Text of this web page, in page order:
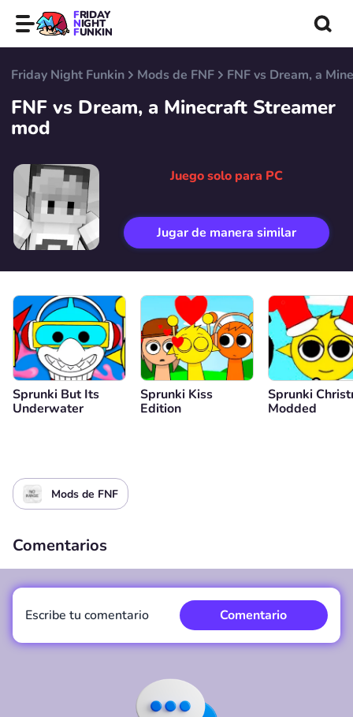
FRIDAY
NIGHT
FUNKIN
Friday Night Funkin Mods de FNF FNF vs Dream, a
FNF vs Dream, a Minecraft Streamer
mod
Juego solo para PC
Jugar de manera similar
Sprunki But Its
Underwater
Sprunki Kiss
Edition
Sprunki
Modded
Mods de FNF
Comentarios
Escribe tu comentario Comentario